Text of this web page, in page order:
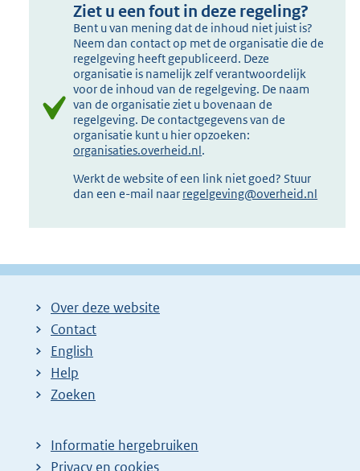
Ziet u een fout in deze regeling?
Bent u van mening dat de inhoud niet juist is?
Neem dan contact op met de organisatie die de
regelgeving heeft gepubliceerd. Deze
organisatie is namelijk zelf verantwoordelijk
voor de inhoud van de regelgeving. De naam
van de organisatie ziet u bovenaan de
regelgeving. De contactgegevens van de
organisatie kunt u hier opzoeken:
organisaties.overheid.nl.
Werkt de website of een link niet goed? Stuur
dan een e-mail naar regelgeving@overheid.nl
Over deze website
Contact
English
Help
Zoeken
Informatie hergebruiken
Privacy en cookies